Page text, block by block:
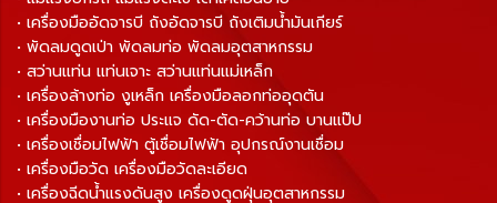
• เครื่องมืออัดจารบี ถังอัดจารบี ถังเติมน้ำมันเกียร์
• พัดลมดูดเป่า พัดลมท่อ พัดลมอุตสาหกรรม
• สว่านแท่น แท่นเจาะ สว่านแท่นแม่เหล็ก
• เครื่องล้างท่อ งูเหล็ก เครื่องมือลอกท่ออุดตัน
• เครื่องมืองานท่อ ประแจ ดัด-ตัด-คว้านท่อ บานแป๊ป
• เครื่องเชื่อมไฟฟ้า ตู้เชื่อมไฟฟ้า อุปกรณ์งานเชื่อม
• เครื่องมือวัด เครื่องมือวัดละเอียด
• เครื่องฉีดน้ำแรงดันสูง เครื่องดูดฝุ่นอุตสาหกรรม